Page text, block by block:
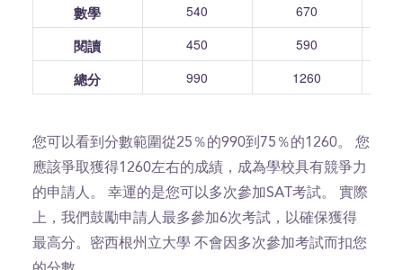
數學
540 670
閱讀 450 590
總分 990 1260
您可以看到分數範圍從25％的990到75％的1260。 您
應該爭取獲得1260左右的成績，成為學校具有競爭力
的申請人。 幸運的是您可以多次參加SAT考試。 實際
上，我們鼓勵申請人最多參加6次考試，以確保獲得
最高分。密西根州立大學 不會因多次參加考試而扣您